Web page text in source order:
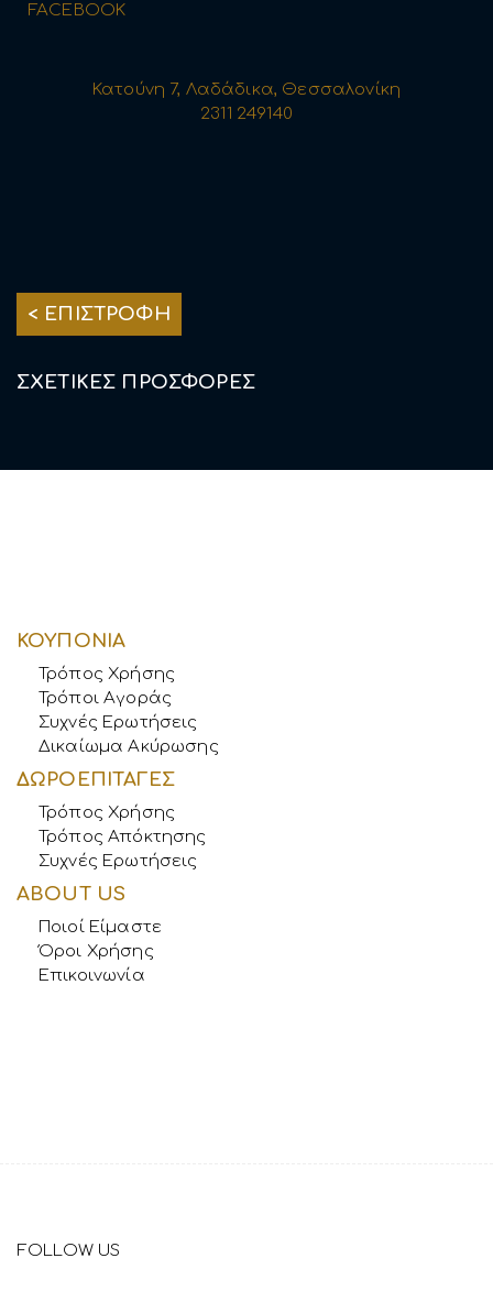
FACEBOOK
Κατούνη 7, Λαδάδικα, Θεσσαλονίκη
2311 249140
< ΕΠΙΣΤΡΟΦΗ
ΣΧΕΤΙΚΕΣ ΠΡΟΣΦΟΡΕΣ
ΚΟΥΠΟΝΙΑ
Τρόπος Χρήσης
Τρόποι Αγοράς
Συχνές Ερωτήσεις
Δικαίωμα Ακύρωσης
ΔΩΡΟΕΠΙΤΑΓΕΣ
Τρόπος Χρήσης
Τρόπος Απόκτησης
Συχνές Ερωτήσεις
ABOUT US
Ποιοί Είμαστε
Όροι Χρήσης
Επικοινωνία
FOLLOW US